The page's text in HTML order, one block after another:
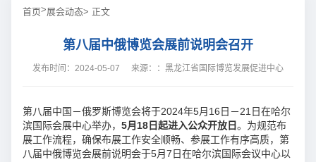
首页>展会动态> 正文
第八届中俄博览会展前说明会召开
发布时间：2024-05-07 来源：：黑龙江省国际博览发展促进中心
第八届中国－俄罗斯博览会将于2024年5月16日－21日在哈尔
滨国际会展中心举办， 5月18日起进入公众开放日。为规范布
展工作流程，确保布展工作安全顺畅、参展工作有序高质，第
八届中俄博览会展前说明会于5月7日在哈尔滨国际会议中心以